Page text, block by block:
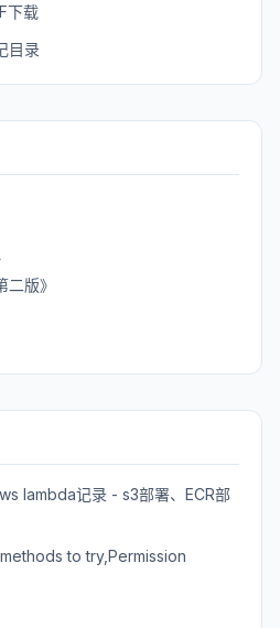
下载
目录
版》
lambda记录 - s3部署、ECR部
to try,Permission